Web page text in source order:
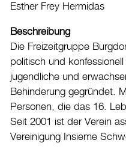
Energie & Klima
Mobilität
Verwaltung & Politik
Wirtschaft
Aktuelles
Esther Frey Hermidas
Beschreibung
Die Freizeitgruppe
politisch und
jugendliche und
Behinderung gegründet.
Personen, die das 16.
Seit 2001 ist der Verein assoziiertes Mitglied der
Vereinigung Insieme